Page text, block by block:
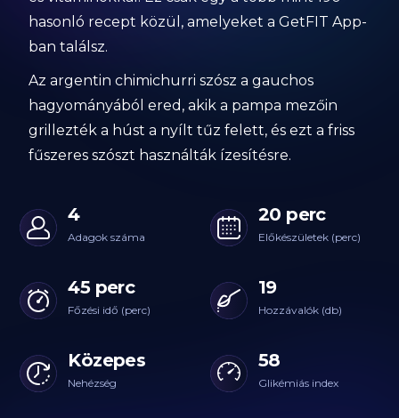
hasonló recept közül, amelyeket a GetFIT App-
ban találsz.
Az argentin chimichurri szósz a gauchos
hagyományából ered, akik a pampa mezőin
grillezték a húst a nyílt tűz felett, és ezt a friss
fűszeres szószt használták ízesítésre.
4
Adagok száma
20 perc
Előkészületek (perc)
45 perc
Főzési idő (perc)
19
Hozzávalók (db)
Közepes
Nehézség
58
Glikémiás index